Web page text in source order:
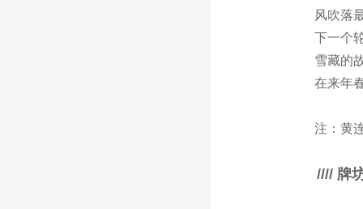
风吹落
下一个
雪藏的
在来年
注：黄
//// 牌